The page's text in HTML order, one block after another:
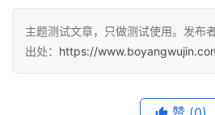
黄
金
主题测试文章，只做测试使用。发布
出处： https://